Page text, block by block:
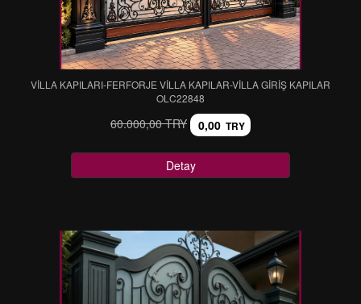
VİLLA KAPILARI-FERFORJE VİLLA KAPILAR-VİLLA GİRİŞ KAPILAR
OLC22848
60.000,00 TRY 0,00 TRY
Detay